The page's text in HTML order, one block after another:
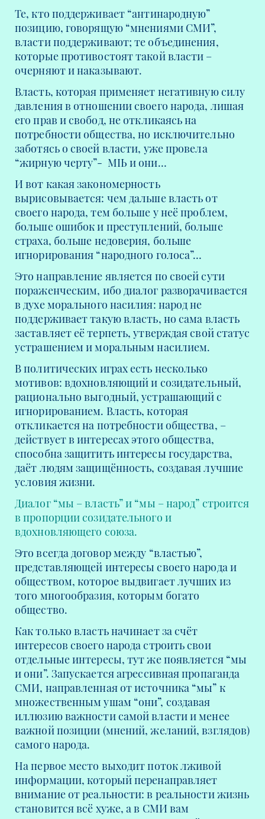
Те, кто поддерживает “антинародную”
позицию, говорящую “мнениями СМИ”,
власти поддерживают; те объединения,
которые противостоят такой власти –
очерняют и наказывают.
Власть, которая применяет негативную силу
давления в отношении своего народа, лишая
его прав и свобод, не откликаясь на
потребности общества, но исключительно
заботясь о своей власти, уже провела
“жирную черту”- МЫ и они…
И вот какая закономерность
вырисовывается: чем дальше власть от
своего народа, тем больше у неё проблем,
больше ошибок и преступлений, больше
страха, больше недоверия, больше
игнорирования “народного голоса”…
Это направление является по своей сути
пораженческим, ибо диалог разворачивается
в духе морального насилия: народ не
поддерживает такую власть, но сама власть
заставляет её терпеть, утверждая свой статус
устрашением и моральным насилием.
В политических играх есть несколько
мотивов: вдохновляющий и созидательный,
рационально выгодный, устрашающий с
игнорированием. Власть, которая
откликается на потребности общества, –
действует в интересах этого общества,
способна защитить интересы государства,
даёт людям защищённость, создавая лучшие
условия жизни.
Диалог “мы – власть” и “мы – народ” строится
в пропорции созидательного и
вдохновляющего союза.
Это всегда договор между “властью”,
представляющей интересы своего народа и
обществом, которое выдвигает лучших из
того многообразия, которым богато
общество.
Как только власть начинает за счёт
интересов своего народа строить свои
отдельные интересы, тут же появляется “мы
и они”. Запускается агрессивная пропаганда
СМИ, направленная от источника “мы” к
множественным ушам “они”, создавая
иллюзию важности самой власти и менее
важной позиции (мнений, желаний, взглядов)
самого народа.
На первое место выходит поток лживой
информации, который перенаправляет
внимание от реальности: в реальности жизнь
становится всё хуже, а в СМИ вам